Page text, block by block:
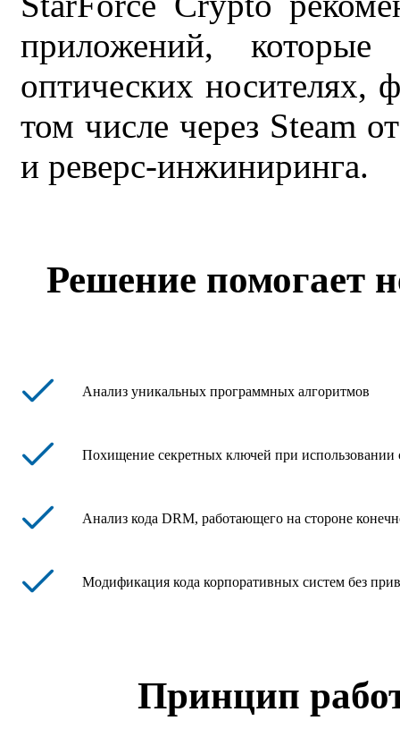
приложений, которые
оптических носителях,
том числе через Steam
и реверс-инжиниринга.
Решение помогает
Анализ уникальных программных алгоритмов
Похищение секретных ключей при использовании
Анализ кода DRM, работающего на стороне
Модификация кода корпоративных систем без
Принцип